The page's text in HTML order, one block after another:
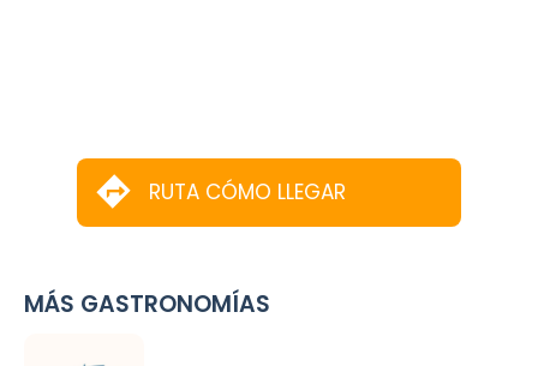
RUTA CÓMO LLEGAR
MÁS GASTRONOMÍAS